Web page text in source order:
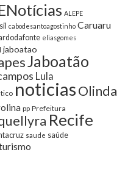
ALEPE
cabodesantoagostinho Caruaru
eliasgomes
jaboatao
Jaboatão
Lula
noticiasOlinda
pp Prefeitura
Recife
saude saúde